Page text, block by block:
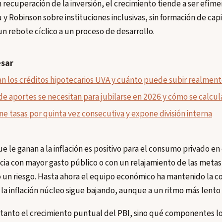
de la inversión, el crecimiento tiende a ser
Robinson sobre instituciones inclusivas, sin formación de
rebote cíclico a un proceso de desarrollo.
los créditos hipotecarios UVA y cuánto puede subir
aportes se necesitan para jubilarse en 2026 y cómo se
tasas por quinta vez consecutiva y expone división interna
le ganan a la inflación es positivo para el consumo privado
con mayor gasto público o con un relajamiento de las
riesgo. Hasta ahora el equipo económico ha mantenido la
inflación núcleo sigue bajando, aunque a un ritmo más
el crecimiento puntual del PBI, sino qué componentes